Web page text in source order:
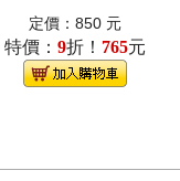
定價：850 元
特價： 9折！ 765元